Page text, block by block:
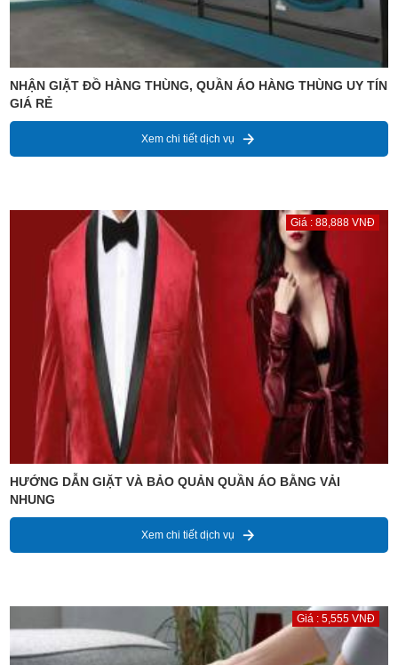
NHẬN GIẶT ĐỒ HÀNG THÙNG, QUẦN ÁO HÀNG THÙNG UY TÍN
GIÁ RẺ
Xem chi tiết dịch vụ
Giá : 88,888 VNĐ
HƯỚNG DẪN GIẶT VÀ BẢO QUẢN QUẦN ÁO BẰNG VẢI
NHUNG
Xem chi tiết dịch vụ
Giá : 5,555 VNĐ